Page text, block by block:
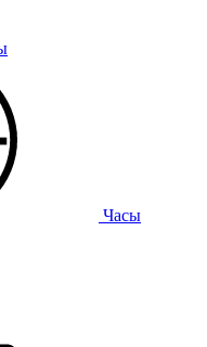
Часы